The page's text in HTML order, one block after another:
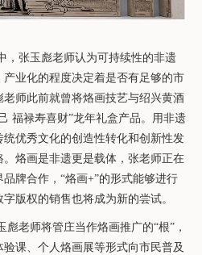
，张玉彪老师认为可持续性的非遗
业化的程度决定着是否有足够的市
师此前就曾将烙画技艺与绍兴黄酒
福禄寿喜财”龙年礼盒产品。用非遗
优秀文化的创造性转化和创新性发
烙画是非遗更是载体，张老师正在
牌合作，“烙画+”的形式能够进行
版权的销售也将成为新的尝试。
彪老师将管庄当作烙画推广的“根”，
课、个人烙画展等形式向市民普及